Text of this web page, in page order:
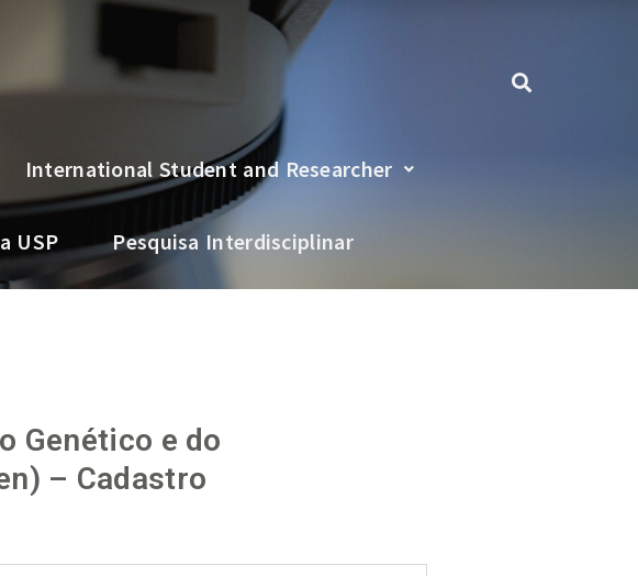
International Student and Researcher
USP Pesquisa Interdisciplinar
Genético e do
– Cadastro